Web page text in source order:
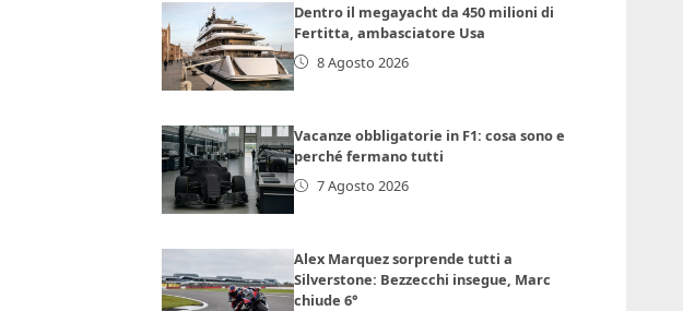
Dentro il megayacht da 450 milioni di
Fertitta, ambasciatore Usa
8 Agosto 2026
Vacanze obbligatorie in F1: cosa sono e
perché fermano tutti
7 Agosto 2026
Alex Marquez sorprende tutti a
Silverstone: Bezzecchi insegue, Marc
chiude 6°